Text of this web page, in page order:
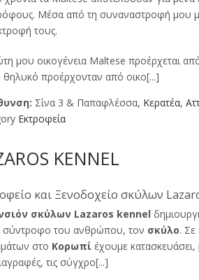
Μέσα από τη συναναστροφή μου
τους.
μου οικογένεια Maltese προέρχεται
θηλυκό προέρχονταν από οικο[...]
Σίνα 3 & Παπαφλέσσα, Κερατέα,
Εκτροφεία
KENNEL
και Ξενοδοχείο σκύλων
σκύλων Lazaros kennel
σύντροφο του ανθρώπου, τον σκύλο. Σε
στο Κορωπίέχουμε κατασκευάσει,
τις σύγχρο[...]